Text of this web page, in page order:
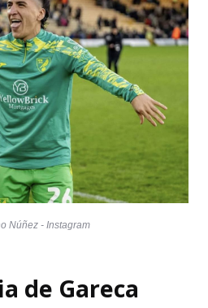
Núñez - Instagram
de Gareca